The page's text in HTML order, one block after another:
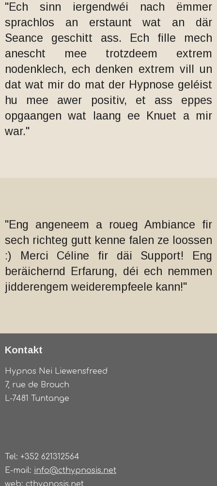
"Ech sinn iergendwéi nach ëmmer
sprachlos an erstaunt wat an där
Seance geschitt ass. Ech fille mech
anescht mee trotzdeem extrem
nodenklech, ech denken extrem vill un
dat wat mir do mat der Hypnose geléist
hu mee awer positiv, et ass eppes
opgaangen wat laang ee Knuet a mir
war."
"Eng angeneem a roueg Ambiance fir
sech richteg gutt kenne falen ze loossen
:) Merci Céline fir däi Support! Eng
beräichernd Erfarung, déi ech nemmen
jidderengem weiderempfeele kann!"
Kontakt
Hypnos Nei Liewensfreed
7, rue de Brouch
L-7481 Tuntange
Tel: +352 621312564
E-mail: info@cthypnosis.net
web: cthypnosis.net